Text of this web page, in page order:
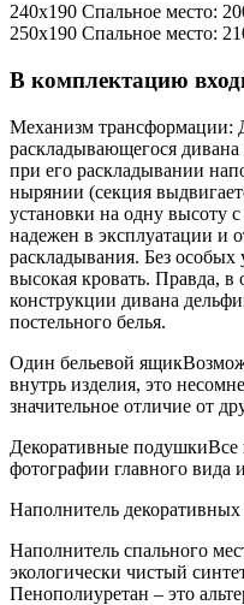
240х190 Спальное место:
250х190 Спальное место:
В комплектацию
Механизм трансформации:
раскладывающегося
при его раскладывании
нырянии (секция
установки на одну высоту
надежен в эксплуатации и
раскладывания. Без особых
высокая кровать. Правда, в
конструкции дивана
постельного белья.
Один бельевой ящик
внутрь изделия, это
значительное отличие от
Декоративные подушкиВсе
фотографии главного вида
Наполнитель
Наполнитель спального
экологически чистый
Пенополиуретан – это